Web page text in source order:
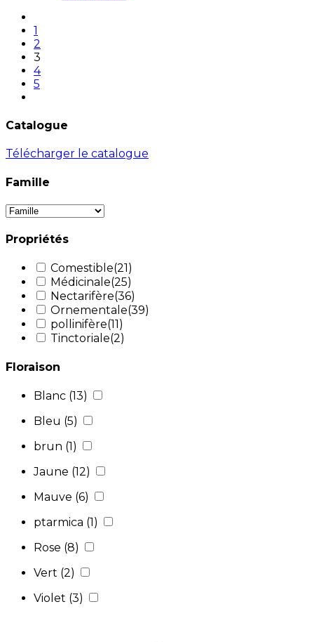
1
2
3
4
5
Catalogue
Télécharger le catalogue
Famille
Propriétés
Comestible(21)
Médicinale(25)
Nectarifère(36)
Ornementale(39)
pollinifère(11)
Tinctoriale(2)
Floraison
Blanc (13)
Bleu (5)
brun (1)
Jaune (12)
Mauve (6)
ptarmica (1)
Rose (8)
Vert (2)
Violet (3)